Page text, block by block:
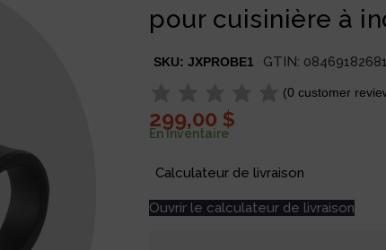
pour cuisinière à
SKU:JXPROBE1 GTIN:
(0 customer
299,00 $
En Inventaire
Calculateur de livraison
Ouvrir le calculateur de livraison